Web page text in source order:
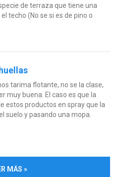
de terraza que tiene una
techo (No se si es de pino o
tarima flotante, no se la clase,
muy buena. El caso es que la
estos productos en spray que la
suelo y pasando una mopa.
MÁS »